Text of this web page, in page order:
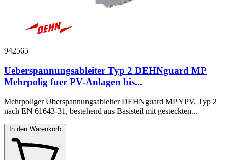
942565
Ueberspannungsableiter Typ 2 DEHNguard MP
Mehrpolig fuer PV-Anlagen bis...
Mehrpoliger Überspannungsableiter DEHNguard MP YPV, Typ 2
nach EN 61643-31, bestehend aus Basisteil mit gesteckten...
In den Warenkorb